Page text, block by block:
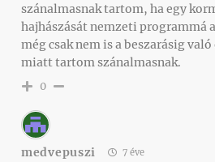
szánalmasnak tartom, ha egy
hajhászását nemzeti programmá
még csak nem is a beszarásig
miatt tartom szánalmasnak.
0
medvepuszi 7 éve